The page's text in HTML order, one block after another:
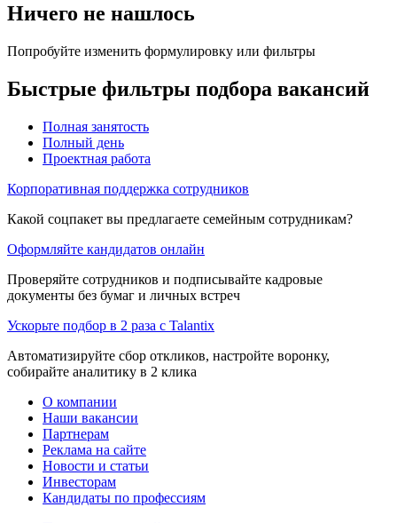
Ничего не нашлось
Попробуйте изменить формулировку или фильтры
Быстрые фильтры подбора вакансий
Полная занятость
Полный день
Проектная работа
Корпоративная поддержка сотрудников
Какой соцпакет вы предлагаете семейным сотрудникам?
Оформляйте кандидатов онлайн
Проверяйте сотрудников и подписывайте кадровые
документы без бумаг и личных встреч
Ускорьте подбор в 2 раза с Talantix
Автоматизируйте сбор откликов, настройте воронку,
собирайте аналитику в 2 клика
О компании
Наши вакансии
Партнерам
Реклама на сайте
Новости и статьи
Инвесторам
Кандидаты по профессиям